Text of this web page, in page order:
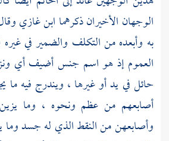
الوجهان الأخيران ذكرهما ابن غازي
به وأبعده من التكلف والضمير في
العموم إذ هو اسم جنس أضيف أي
حائل في يد أو غيرها ، ويندرج فيه ما
أصابعهم من عظم ونحوه ، وما
وأصابعهن من النقط الذي له جسد